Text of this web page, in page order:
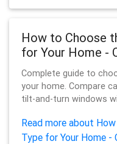
How to Choose
for Your Home -
Complete guide to
your home. Compare
tilt-and-turn windows
Read more about
Type for Your Home -